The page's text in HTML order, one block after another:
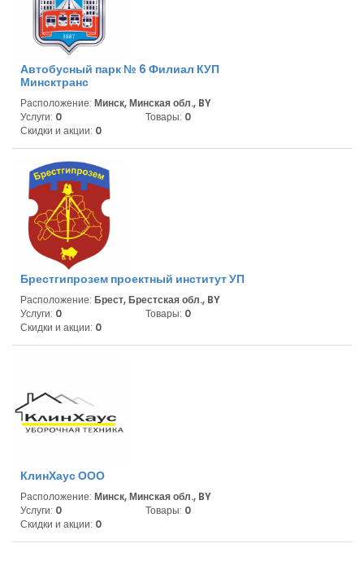
Автобусный парк № 6 Филиал КУП
Минсктранс
Расположение: Минск, Минская обл., BY
Услуги: 0 Товары: 0
Скидки и акции: 0
Брестгипрозем проектный институт УП
Расположение: Брест, Брестская обл., BY
Услуги: 0 Товары: 0
Скидки и акции: 0
КлинХаус ООО
Расположение: Минск, Минская обл., BY
Услуги: 0 Товары: 0
Скидки и акции: 0